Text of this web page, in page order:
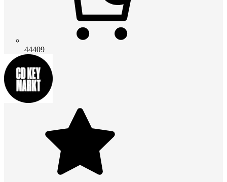
44409